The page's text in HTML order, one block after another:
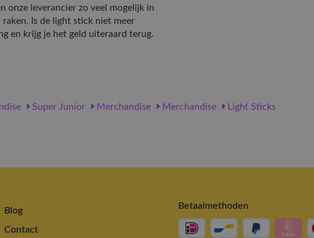
onze leverancier zo veel mogelijk in
Is de light stick niet meer
en krijg je het geld uiteraard terug.
Super Junior Merchandise Merchandise Light Sticks
Blog
Contact
Betaalmethoden